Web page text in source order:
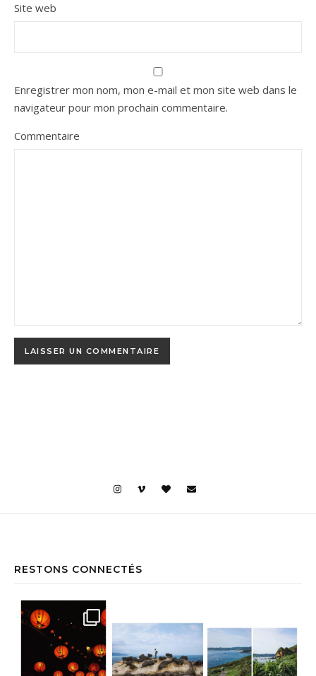
Site web
Enregistrer mon nom, mon e-mail et mon site web dans le
navigateur pour mon prochain commentaire.
Commentaire
RESTONS CONNECTÉS
Jiufen • Taïwan Comme un air de Miyaz